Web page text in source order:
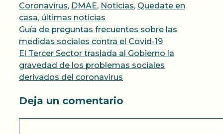
Categorías
Coronavirus, DMAE, Noticias, Quedate en
casa, últimas noticias
Guía de preguntas frecuentes sobre las
medidas sociales contra el Covid-19
El Tercer Sector traslada al Gobierno la
gravedad de los problemas sociales
derivados del coronavirus
Deja un comentario